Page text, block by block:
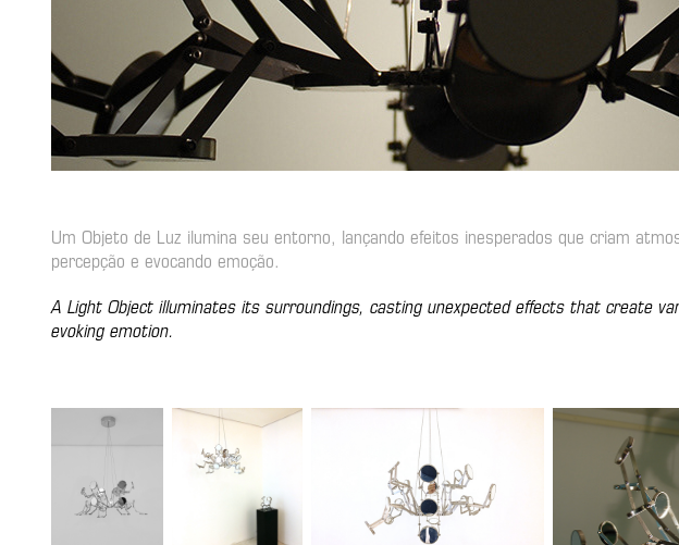
Um Objeto de Luz ilumina seu entorno, lançando efeitos inesperados que criam
percepção e evocando emoção.
A Light Object illuminates its surroundings, casting unexpected effects that create
evoking emotion.